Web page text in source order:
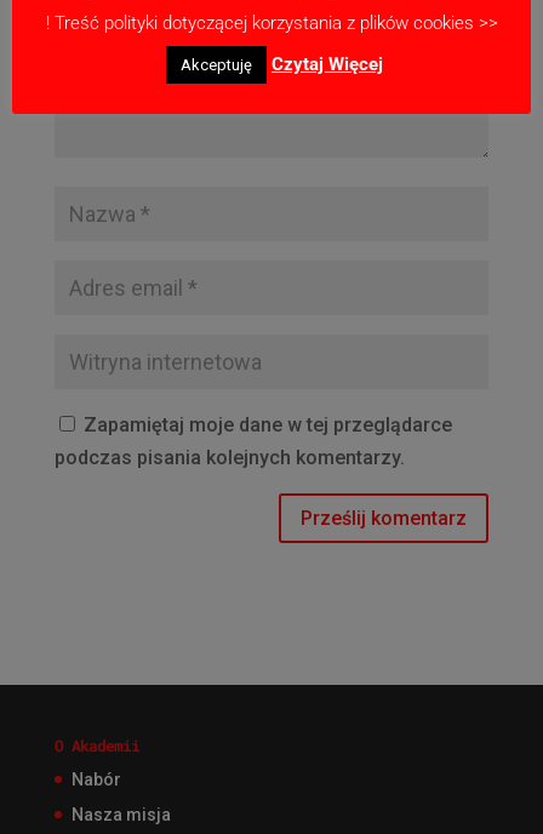
Zapamiętaj moje dane w tej przeglądarce
podczas pisania kolejnych komentarzy.
O Akademii
Nabór
Nasza misja
! Treść polityki dotyczącej korzystania z plików cookies >>
Akceptuję Czytaj Więcej